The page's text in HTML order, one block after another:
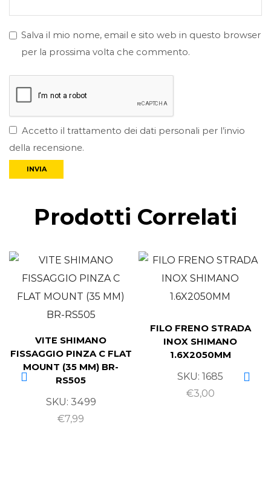
Salva il mio nome, email e sito web in questo browser
per la prossima volta che commento.
Accetto il trattamento dei dati personali per l’invio
della recensione.
Prodotti Correlati
VITE SHIMANO
FISSAGGIO PINZA C FLAT
MOUNT (35 MM) BR-
RS505
SKU: 3499
€7,99
FILO FRENO STRADA
INOX SHIMANO
1.6X2050MM
SKU: 1685
€3,00